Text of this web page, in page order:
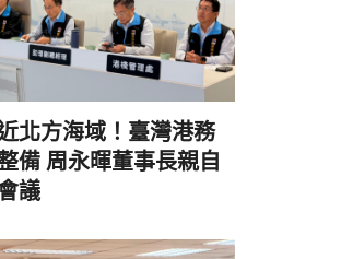
北方海域！臺灣港務
備 周永暉董事長親自
議